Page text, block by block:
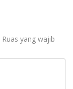
Ruas yang wajib